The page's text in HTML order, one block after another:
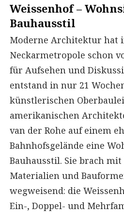
Weissenhof –
Bauhausstil
Moderne Architektur hat
Neckarmetropole schon
für Aufsehen und
entstand in nur 21
künstlerischen
amerikanischen
van der Rohe auf einem
Bahnhofsgelände eine
Bauhausstil. Sie brach
Materialien und
wegweisend: die
Ein-, Doppel- und